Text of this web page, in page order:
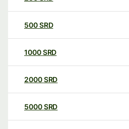
500SRD
1000SRD
2000SRD
5000SRD